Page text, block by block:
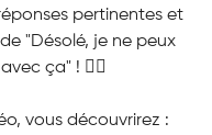
pertinentes et
"Désolé, je ne peux
ça" ! 🤦‍♂️
vous découvrirez :